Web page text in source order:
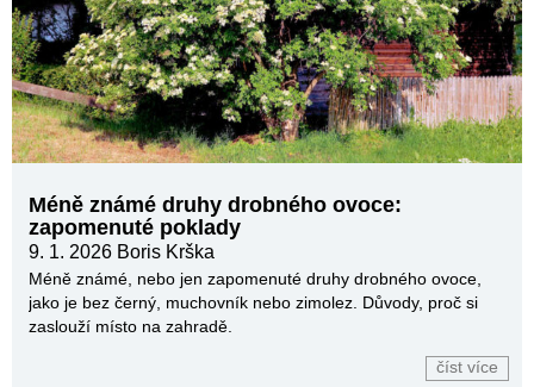
Méně známé druhy drobného ovoce:
zapomenuté poklady
9. 1. 2026 Boris Krška
Méně známé, nebo jen zapomenuté druhy drobného ovoce,
jako je bez černý, muchovník nebo zimolez. Důvody, proč si
zaslouží místo na zahradě.
číst více